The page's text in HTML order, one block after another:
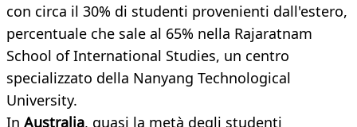
con circa il 30% di studenti provenienti dall'estero,
percentuale che sale al 65% nella Rajaratnam
School of International Studies, un centro
specializzato della Nanyang Technological
University.
In Australia, quasi la metà degli studenti